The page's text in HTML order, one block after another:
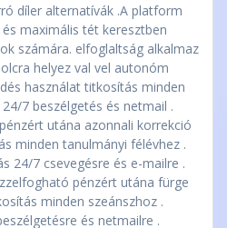
díler alternatívák .A platform
maximális tét keresztben
számára. elfoglaltság alkalmaz
helyez val vel autonóm
használat titkosítás minden
7 beszélgetés és netmail .
utána azonnali korrekció
minden tanulmányi félévhez .
24/7 csevegésre és e-mailre .
pénzért utána fürge
minden szeánszhoz .
és netmailre .